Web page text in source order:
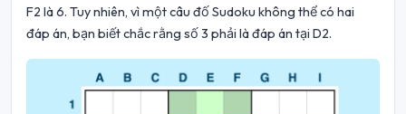
F2 là 6. Tuy nhiên, vì một câu đố Sudoku không thể có hai
đáp án, bạn biết chắc rằng số 3 phải là đáp án tại D2.